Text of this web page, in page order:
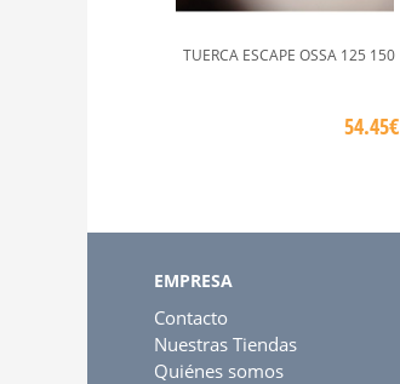
TUERCA ESCAPE OSSA 125 150
54.45€
EMPRESA
Contacto
Nuestras Tiendas
Quiénes somos